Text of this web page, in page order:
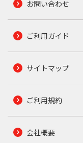
お問い合わせ
ご利用ガイド
サイトマップ
ご利用規約
会社概要